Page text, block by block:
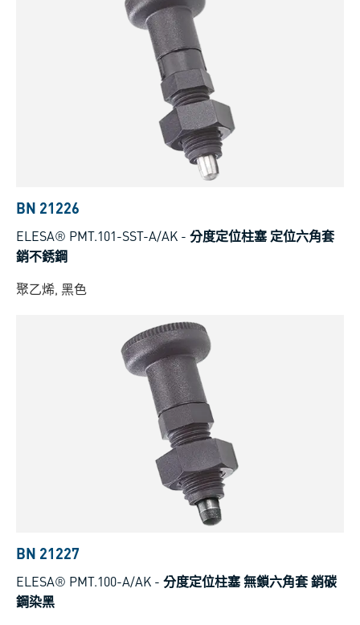
BN 21226
ELESA® PMT.101-SST-A/AK - 分度定位柱塞 定位六角套
銷不銹鋼
聚乙烯, 黑色
BN 21227
ELESA® PMT.100-A/AK - 分度定位柱塞 無鎖六角套 銷碳
鋼染黑